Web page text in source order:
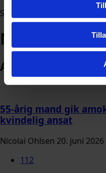
Sektion
Netto
Arkiv
55-årig mand gik
kvindelig ansat
Nicolai Ohlsen 20. juni 2026
112